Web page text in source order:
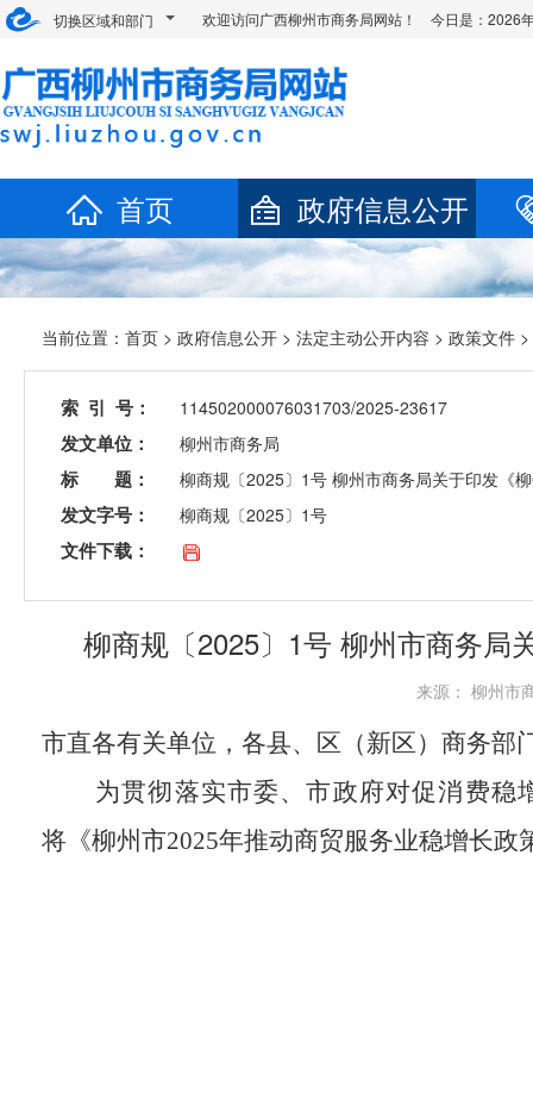
切换区域和部门 欢迎访问广西柳州市商务局网站！ 今日是： 2026
首页 政府信息公开
当前位置： 首页 > 政府信息公开 > 法定主动公开内容 > 政策文件
索 引 号： 114502000076031703/2025-23617
发文单位： 柳州市商务局
标 题： 柳商规〔2025〕1号 柳州市商务局关于印发《
发文字号： 柳商规〔2025〕1号
文件下载：
柳商规〔2025〕1号 柳州市商务局
来源： 柳州
市直各有关单位，各县、区（新区）商务部
为贯彻落实市委、市政府对促消费稳
将《柳州市2025年推动商贸服务业稳增长政